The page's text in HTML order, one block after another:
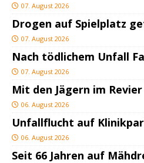
07. August 2026
Drogen auf Spielplatz
07. August 2026
Nach tödlichem Unfall
07. August 2026
Mit den Jägern im
06. August 2026
Unfallflucht auf
06. August 2026
Seit 66 Jahren auf